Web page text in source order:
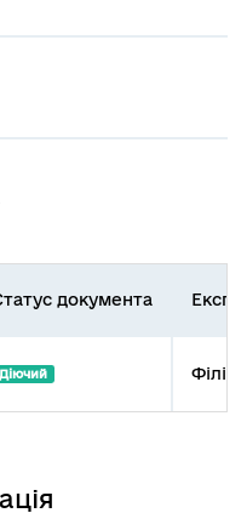
документа
Діючий Філія